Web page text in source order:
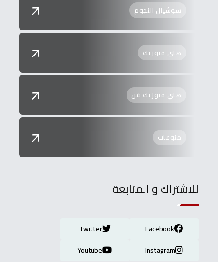
سوشيال النجوم
هاي ميوزيك
هاي ميوزيك فن
منوعات
للاشتراك و المتابعة
Facebook
Twitter
Instagram
Youtube